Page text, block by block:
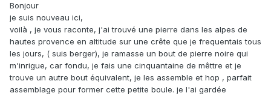
Bonjour
je suis nouveau ici,
voilà , je vous raconte, j'ai trouvé une pierre dans les alpes de
hautes provence en altitude sur une crête que je frequentais tous
les jours, ( suis berger), je ramasse un bout de pierre noire qui
m'inrigue, car fondu, je fais une cinquantaine de mêttre et je
trouve un autre bout équivalent, je les assemble et hop , parfait
assemblage pour former cette petite boule. je l'ai gardée